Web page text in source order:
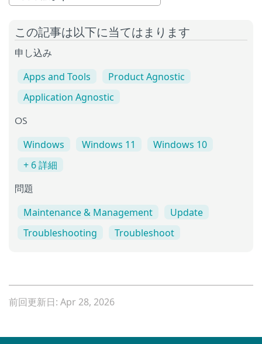
この記事は以下に当てはまります
申し込み
Apps and Tools
Product Agnostic
Application Agnostic
OS
Windows Windows 11
Windows 10
+ 6 詳細
問題
Maintenance & Management
Update
Troubleshooting
Troubleshoot
前回更新日: Apr 28, 2026